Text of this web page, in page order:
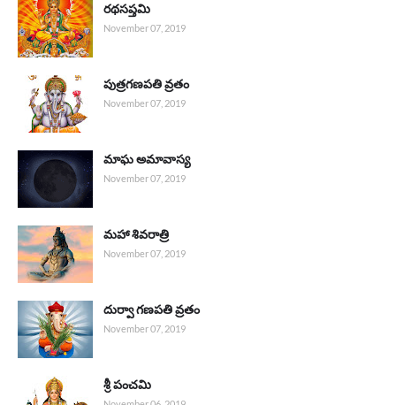
రథసప్తమి
November 07, 2019
పుత్రగణపతి వ్రతం
November 07, 2019
మాఘ అమావాస్య
November 07, 2019
మహా శివరాత్రి
November 07, 2019
దుర్వా గణపతి వ్రతం
November 07, 2019
శ్రీ పంచమి